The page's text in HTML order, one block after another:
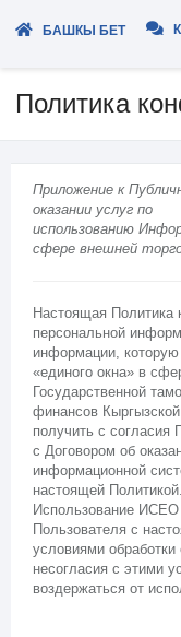
БАШКЫ БЕТ
Политика
Приложение к
оказании услуг по
использованию
сфере внешней
Настоящая Политика
персональной
информации, которую
«единого окна» в
Государственной
финансов
получить с согласия
с Договором об
информационной
настоящей Политикой.
Использование ИСЕО
Пользователя с
условиями
несогласия с этими
воздержаться от